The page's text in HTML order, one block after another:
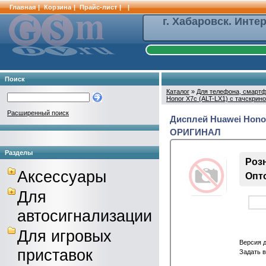
Главная | Корзина | Прайс-лист | |
г. Хабаровск.
Поиск
Расширенный поиск
Разделы
Аксессуары
Для
автосигнализации
Для игровых
приставок
Каталог » Для телефона,
Honor X7c (ALT-LX1) с
Дисплей Huawei
ОРИГИНАЛ
Версия
Задать